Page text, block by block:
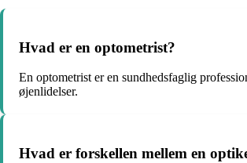
Hvad er en optometrist?
En optometrist er en sundhedsfaglig
øjenlidelser.
Hvad er forskellen mellem en